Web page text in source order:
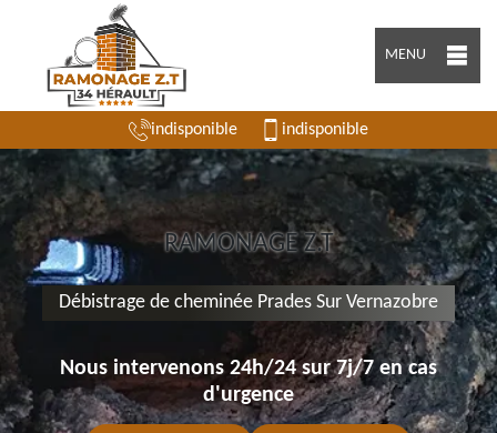
MENU
indisponible indisponible
RAMONAGE Z.T
Débistrage de cheminée Prades Sur Vernazobre
Nous intervenons 24h/24 sur 7j/7 en cas
d'urgence